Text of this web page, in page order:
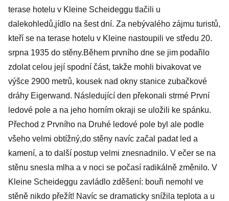
terase hotelu v Kleine Scheideggu tlačili u
dalekohledů,jídlo na šest dní. Za nebývalého zájmu turistů,
kteří se na terase hotelu v Kleine nastoupili ve středu 20.
srpna 1935 do stěny.Během prvního dne se jim podařilo
zdolat celou její spodní část, takže mohli bivakovat ve
výšce 2900 metrů, kousek nad okny stanice zubačkové
dráhy Eigerwand. Následující den překonali strmé První
ledové pole a na jeho horním okraji se uložili ke spánku.
Přechod z Prvního na Druhé ledové pole byl ale podle
všeho velmi obtížný,do stěny navíc začal padat led a
kamení, a to další postup velmi znesnadnilo. V ečer se na
stěnu snesla mlha a v noci se počasí radikálně změnilo. V
Kleine Scheideggu zavládlo zděšení: bouři nemohl ve
stěně nikdo přežít! Navíc se dramaticky snížila teplota a u